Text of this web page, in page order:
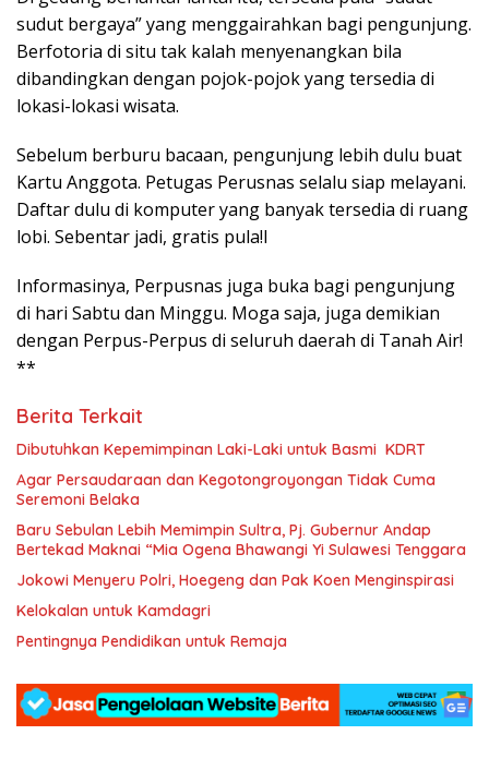
sudut bergaya” yang menggairahkan bagi pengunjung.
Berfotoria di situ tak kalah menyenangkan bila
dibandingkan dengan pojok-pojok yang tersedia di
lokasi-lokasi wisata.
Sebelum berburu bacaan, pengunjung lebih dulu buat
Kartu Anggota. Petugas Perusnas selalu siap melayani.
Daftar dulu di komputer yang banyak tersedia di ruang
lobi. Sebentar jadi, gratis pula!I
Informasinya, Perpusnas juga buka bagi pengunjung
di hari Sabtu dan Minggu. Moga saja, juga demikian
dengan Perpus-Perpus di seluruh daerah di Tanah Air!
**
Berita Terkait
Dibutuhkan Kepemimpinan Laki-Laki untuk Basmi KDRT
Agar Persaudaraan dan Kegotongroyongan Tidak Cuma
Seremoni Belaka
Baru Sebulan Lebih Memimpin Sultra, Pj. Gubernur Andap
Bertekad Maknai “Mia Ogena Bhawangi Yi Sulawesi Tenggara
Jokowi Menyeru Polri, Hoegeng dan Pak Koen Menginspirasi
Kelokalan untuk Kamdagri
Pentingnya Pendidikan untuk Remaja